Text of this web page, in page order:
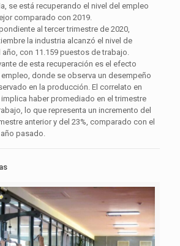
se está recuperando el nivel del empleo
comparado con 2019.
al tercer trimestre de 2020,
la industria alcanzó el nivel de
con 11.159 puestos de trabajo.
de esta recuperación es el efecto
donde se observa un desempeño
en la producción. El correlato en
haber promediado en el trimestre
lo que representa un incremento del
anterior y del 23%, comparado con el
pasado.